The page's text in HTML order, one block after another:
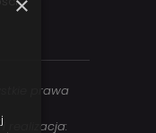
prawa
realizacja: